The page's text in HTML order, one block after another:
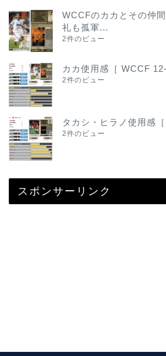
WCCFのカカとその仲
礼も孤軍...
2件のビュー
カカ使用感［ WCCF
2件のビュー
タカシ・ヒラノ使用感
2件のビュー
スポンサーリンク